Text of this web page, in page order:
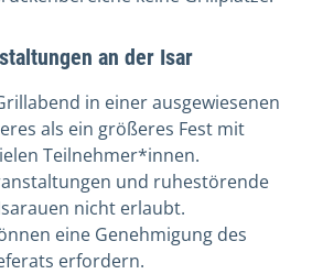
an der Isar
in einer ausgewiesenen
als ein größeres Fest mit
Teilnehmer*innen.
und ruhestörende
nicht erlaubt.
eine Genehmigung des
erfordern.